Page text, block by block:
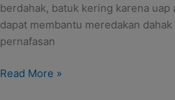
berdahak, batuk kering karena uap
dapat membantu meredakan
pernafasan
Read More »